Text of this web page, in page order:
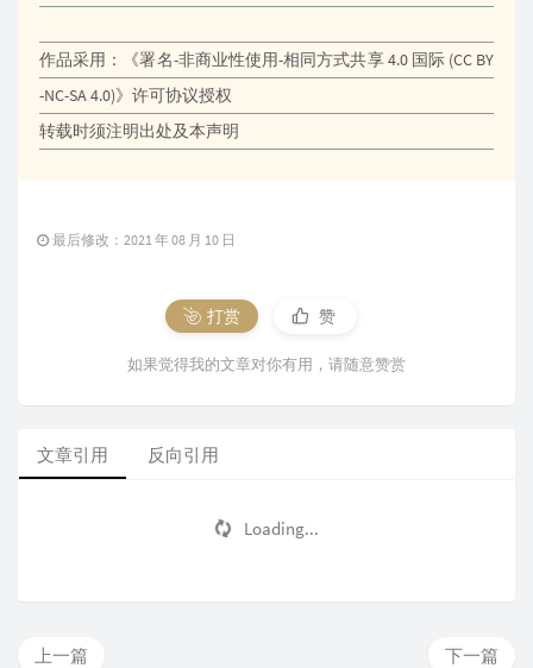
作品采用：《署名-非商业性使用-相同方式共享 4.0 国际 (CC BY
-NC-SA 4.0)》许可协议授权
转载时须注明出处及本声明
最后修改：2021 年 08 月 10 日
打赏 赞
如果觉得我的文章对你有用，请随意赞赏
文章引用 反向引用
Loading...
下一篇
上一篇